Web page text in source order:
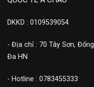
DKKD : 0109539054
- Địa chỉ : 70 Tây Sơn, Đống
Đa HN
- Hotline : 0783455333